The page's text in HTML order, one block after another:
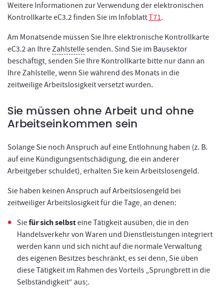
Weitere Informationen zur Verwendung der elektronischen
Kontrollkarte eC3.2 finden Sie im InfoblattT71.
Am Monatsende müssen Sie Ihre elektronische Kontrollkarte
eC3.2 an IhreZahlstellesenden. Sind Sie im Bausektor
beschäftigt, senden Sie Ihre Kontrollkarte bitte nur dann an
Ihre Zahlstelle, wenn Sie während des Monats in die
zeitweilige Arbeitslosigkeit versetzt wurden.
Sie müssen ohne Arbeit und ohne
Arbeitseinkommen sein
Solange Sie noch Anspruch auf eine Entlohnung haben (z. B.
auf eine Kündigungsentschädigung, die ein anderer
Arbeitgeber schuldet), erhalten Sie kein Arbeitslosengeld.
Sie haben keinen Anspruch auf Arbeitslosengeld bei
zeitweiliger Arbeitslosigkeit für die Tage, an denen:
Siefür sich selbsteine Tätigkeit ausüben, die in den
Handelsverkehr von Waren und Dienstleistungen integriert
werden kann und sich nicht auf die normale Verwaltung
des eigenen Besitzes beschränkt, es sei denn, Sie üben
diese Tätigkeit im Rahmen des Vorteils „Sprungbrett in die
Selbständigkeit“ aus;.